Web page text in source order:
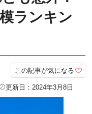
ランキン
この記事が気になる
更新日：2024年3月8日